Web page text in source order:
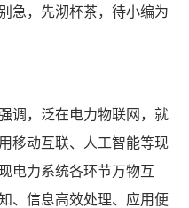
急，先沏杯茶，待小编为
调，泛在电力物联网，就
移动互联、人工智能等现
电力系统各环节万物互
、信息高效处理、应用便